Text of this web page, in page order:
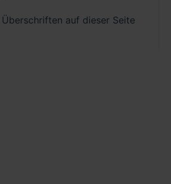
auf dieser Seite